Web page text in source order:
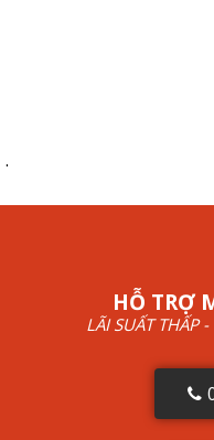
.
HỖ TRỢ
LÃI SUẤT THẤP